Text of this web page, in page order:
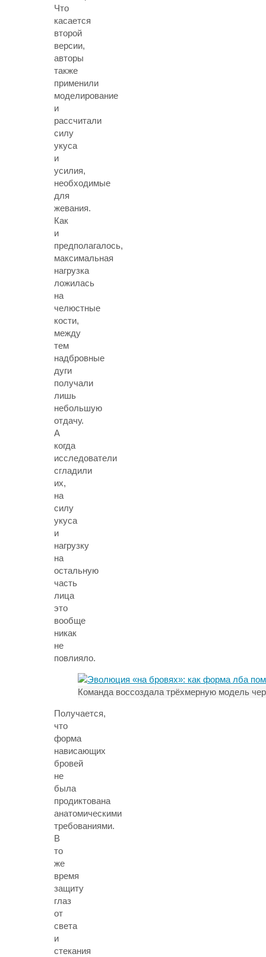
Что
касается
второй
версии,
авторы
также
применили
моделирование
и
рассчитали
силу
укуса
и
усилия,
необходимые
для
жевания.
Как
и
предполагалось,
максимальная
нагрузка
ложилась
на
челюстные
кости,
между
тем
надбровные
дуги
получали
лишь
небольшую
отдачу.
А
когда
исследователи
сгладили
их,
на
силу
укуса
и
нагрузку
на
остальную
часть
лица
это
вообще
никак
не
повлияло.
Команда воссоздала трёхмерную модель
Получается,
что
форма
нависающих
бровей
не
была
продиктована
анатомическими
требованиями.
В
то
же
время
защиту
глаз
от
света
и
стекания